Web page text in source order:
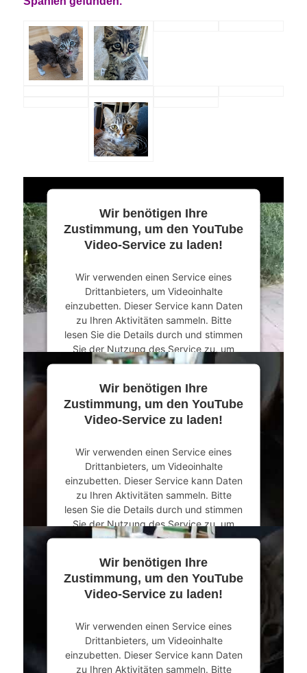
Wir benötigen Ihre
Zustimmung, um den YouTube
Video-Service zu laden!
Wir verwenden einen Service eines
Drittanbieters, um Videoinhalte
einzubetten. Dieser Service kann Daten
zu Ihren Aktivitäten sammeln. Bitte
lesen Sie die Details durch und stimmen
Sie der Nutzung des Service zu, um
dieses Video anzusehen.
Mehr Informationen
powered byUsercentrics Consent
Management Platform&eRecht24
Wir benötigen Ihre
Zustimmung, um den YouTube
Video-Service zu laden!
Wir verwenden einen Service eines
Drittanbieters, um Videoinhalte
einzubetten. Dieser Service kann Daten
zu Ihren Aktivitäten sammeln. Bitte
lesen Sie die Details durch und stimmen
Sie der Nutzung des Service zu, um
dieses Video anzusehen.
Mehr Informationen
powered byUsercentrics Consent
Management Platform&eRecht24
Wir benötigen Ihre
Zustimmung, um den YouTube
Video-Service zu laden!
Wir verwenden einen Service eines
Drittanbieters, um Videoinhalte
einzubetten. Dieser Service kann Daten
zu Ihren Aktivitäten sammeln. Bitte